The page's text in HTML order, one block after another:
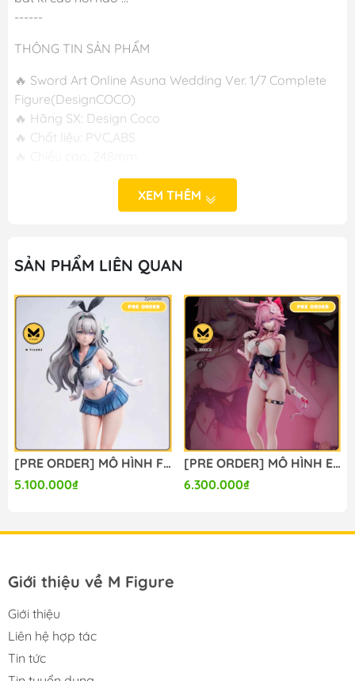
------
THÔNG TIN SẢN PHẨM
🔥 Sword Art Online Asuna Wedding Ver. 1/7 Complete
Figure(DesignCOCO)
🔥 Hãng SX: Design Coco
🔥 Chất liệu: PVC,ABS
🔥 Phát hành: T2/2025
M FIGURE - MÔ HÌNH ANIME CHÍNH HÃNG NHẬT BẢN
🔥Add: Ngọc Hồi - Hoàng Liệt - Hoàng Mai - Hà Nội
🔥Hotline:090-345-2816or098-777-0035
🔥Website: https://mfigure.com/
#figure #mo_hinh #mo_hinh_nhan_vat
#mo_hinh_anime #anime_figure #figure
#mo_hinh_chinh_hang #mo_hinh_figure
#figure_chinh_hang #mo_hinh_tinh #nendoroid
#gameprize #scalefigure
---
XEM THÊM
SẢN PHẨM LIÊN QUAN
[PRE ORDER] MÔ HÌNH Firefly - Honkai Star Rail (Lunaria Studio) FIGURE CHÍNH HÃNG
5.100.000₫
[PRE ORDER] MÔ HÌNH Evanescia - Honkai Star Rail (Summer Studio) FIGURE CHÍNH HÃNG
6.300.000₫
Giới thiệu về M Figure
Giới thiệu
Liên hệ hợp tác
Tin tức